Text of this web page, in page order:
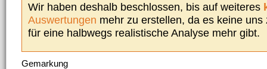
Wir haben deshalb beschlossen, bis auf weiteres
Auswertungen mehr zu erstellen, da es keine
für eine halbwegs realistische Analyse mehr gibt.
Gemarkung